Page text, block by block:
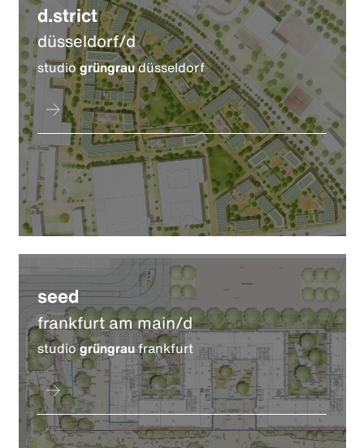
d.strict
düsseldorf/d
studiogrüngraudüsseldorf
seed
frankfurt am main/d
studiogrüngraufrankfurt